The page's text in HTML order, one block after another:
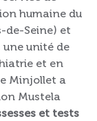
humaine du
de-Seine) et
unité de
et en
Minjollet a
Mustela
et tests